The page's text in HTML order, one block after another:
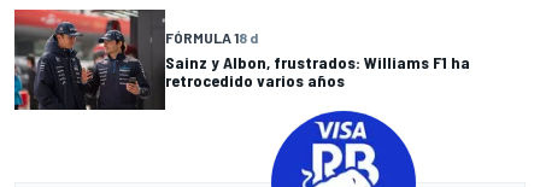
FÓRMULA 18 d
Sainz y Albon, frustrados: Williams F1 ha
retrocedido varios años